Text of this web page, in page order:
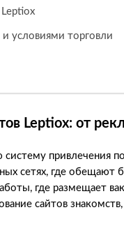
условиями торговли
Leptiox: от
привлечения
сетях, где
где размещает
сайтов